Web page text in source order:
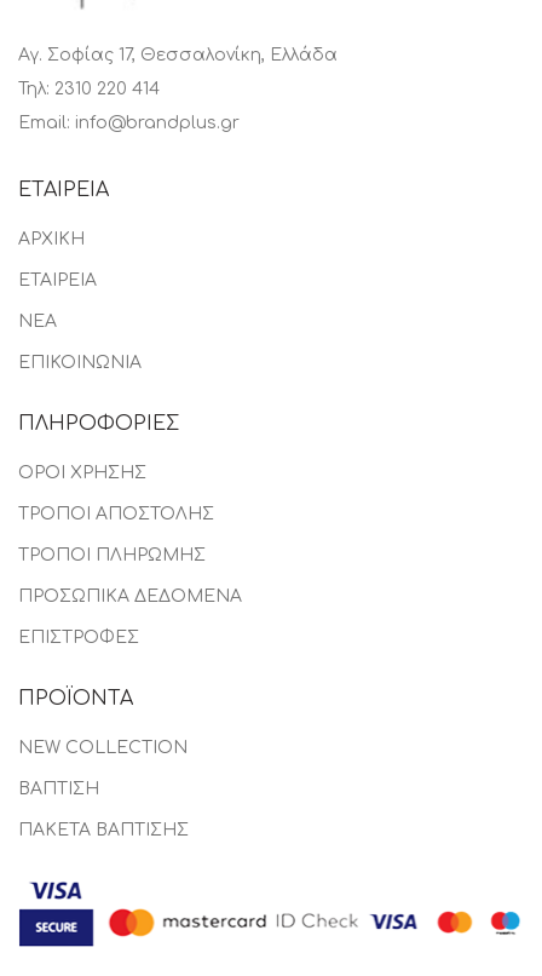
Αγ. Σοφίας 17, Θεσσαλονίκη, Ελλάδα
Τηλ: 2310 220 414
Email: info@brandplus.gr
ΕΤΑΙΡΕΙΑ
ΑΡΧΙΚΗ
ΕΤΑΙΡΕΙΑ
ΝΕΑ
ΕΠΙΚΟΙΝΩΝΙΑ
ΠΛΗΡΟΦΟΡΙΕΣ
ΟΡΟΙ ΧΡΗΣΗΣ
ΤΡΟΠΟΙ ΑΠΟΣΤΟΛΗΣ
ΤΡΟΠΟΙ ΠΛΗΡΩΜΗΣ
ΠΡΟΣΩΠΙΚΑ ΔΕΔΟΜΕΝΑ
ΕΠΙΣΤΡΟΦΕΣ
ΠΡΟΪΟΝΤΑ
NEW COLLECTION
ΒΑΠΤΙΣΗ
ΠΑΚΕΤΑ ΒΑΠΤΙΣΗΣ